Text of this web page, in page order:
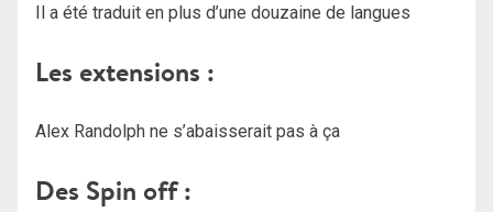
Il a été traduit en plus d’une douzaine de langues
Les extensions :
Alex Randolph ne s’abaisserait pas à ça
Des Spin off :